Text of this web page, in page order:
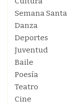
Semana Santa
Danza
Deportes
Juventud
Baile
Poesía
Teatro
Cine